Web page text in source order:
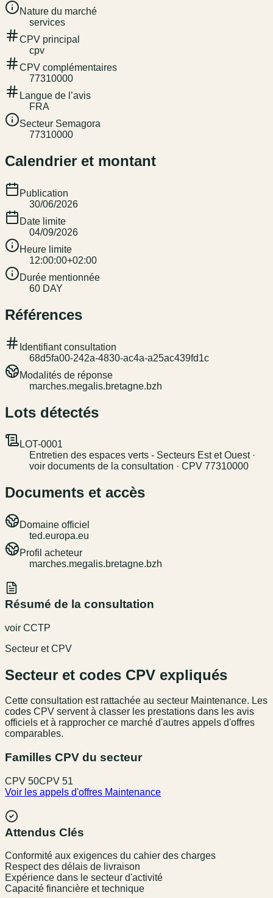
Nature du marché
services
CPV principal
cpv
CPV complémentaires
77310000
Langue de l’avis
FRA
Secteur Semagora
77310000
Calendrier et montant
Publication
30/06/2026
Date limite
04/09/2026
Heure limite
12:00:00+02:00
Durée mentionnée
60 DAY
Références
Identifiant consultation
68d5fa00-242a-4830-ac4a-a25ac439fd1c
Modalités de réponse
marches.megalis.bretagne.bzh
Lots détectés
LOT-0001
Entretien des espaces verts - Secteurs Est et Ouest ·
voir documents de la consultation · CPV 77310000
Documents et accès
Domaine officiel
ted.europa.eu
Profil acheteur
marches.megalis.bretagne.bzh
Résumé de la consultation
voir CCTP
Secteur et CPV
Secteur et codes CPV expliqués
Cette consultation est rattachée au secteur Maintenance. Les
codes CPV servent à classer les prestations dans les avis
officiels et à rapprocher ce marché d'autres appels d'offres
comparables.
Familles CPV du secteur
CPV 50CPV 51
Voir les appels d'offres Maintenance
Attendus Clés
Conformité aux exigences du cahier des charges
Respect des délais de livraison
Expérience dans le secteur d'activité
Capacité financière et technique